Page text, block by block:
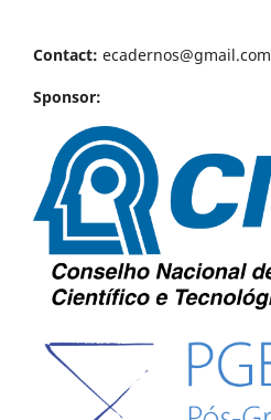
Contact: ecadernos@gmail.com
Sponsor: